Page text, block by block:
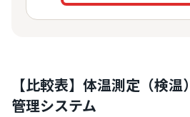
【比較表】体温測定（検
管理システム